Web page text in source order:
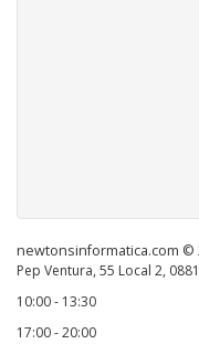
newtonsinformatica.com ©
Pep Ventura, 55 Local 2,
10:00 - 13:30
17:00 - 20:00